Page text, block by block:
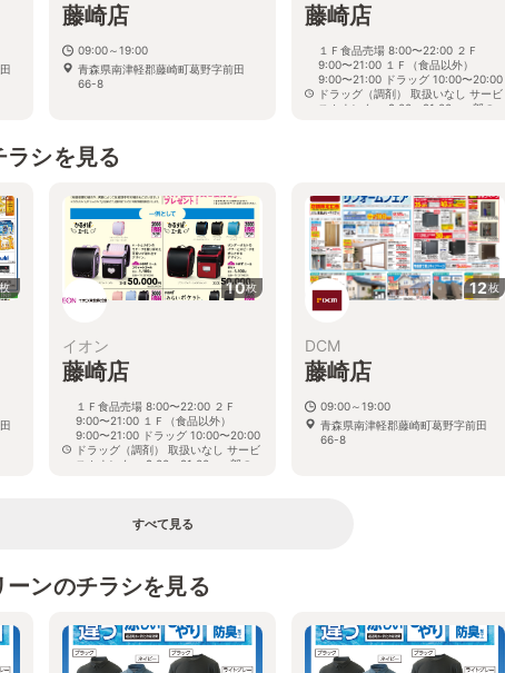
藤崎店
09:00～19:00
青森県南津軽郡藤崎町葛野字前田
66-8
藤崎店
１Ｆ食品売場 8:00〜22:00 ２Ｆ
9:00〜21:00 １Ｆ（食品以外）
9:00〜21:00 ドラッグ 10:00〜20:00
ドラッグ（調剤） 取扱いなし サービ
スカウンター 9:00〜21:00 ※一部の
シを見る
枚 10枚
イオン
藤崎店
１Ｆ食品売場 8:00〜22:00 ２Ｆ
9:00〜21:00 １Ｆ（食品以外）
9:00〜21:00 ドラッグ 10:00〜20:00
ドラッグ（調剤） 取扱いなし サービ
スカウンター 9:00〜21:00 ※一部の
12枚
DCM
藤崎店
09:00～19:00
青森県南津軽郡藤崎町葛野字前田
66-8
すべて見る
ンのチラシを見る